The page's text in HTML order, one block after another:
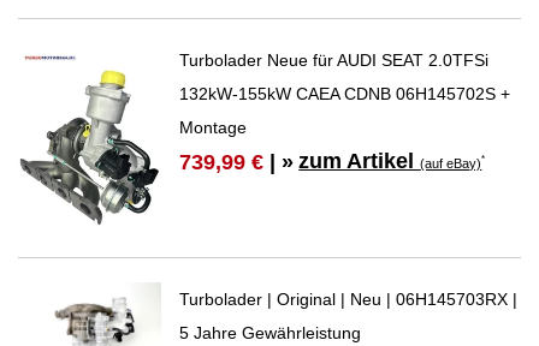
Turbolader Neue für AUDI SEAT 2.0TFSi
132kW-155kW CAEA CDNB 06H145702S +
Montage
739,99 € | » zum Artikel(auf eBay)*
Turbolader | Original | Neu | 06H145703RX |
5 Jahre Gewährleistung